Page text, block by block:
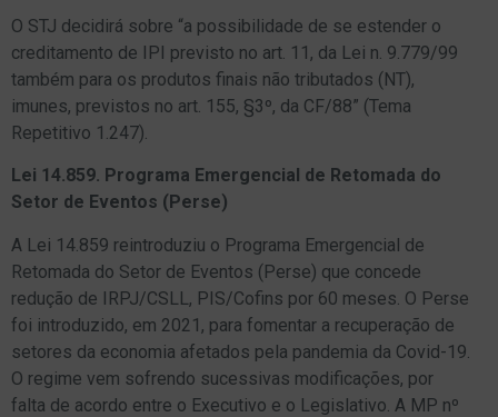
O STJ decidirá sobre “a possibilidade de se estender o
creditamento de IPI previsto no art. 11, da Lei n. 9.779/99
também para os produtos finais não tributados (NT),
imunes, previstos no art. 155, §3º, da CF/88” (Tema
Repetitivo 1.247).
Lei 14.859. Programa Emergencial de Retomada do
Setor de Eventos (Perse)
A Lei 14.859 reintroduziu o Programa Emergencial de
Retomada do Setor de Eventos (Perse) que concede
redução de IRPJ/CSLL, PIS/Cofins por 60 meses. O Perse
foi introduzido, em 2021, para fomentar a recuperação de
setores da economia afetados pela pandemia da Covid-19.
O regime vem sofrendo sucessivas modificações, por
falta de acordo entre o Executivo e o Legislativo. A MP nº